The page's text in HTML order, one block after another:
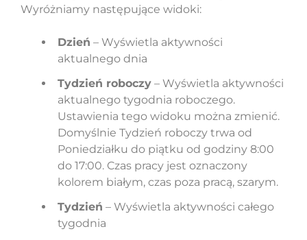
Wyróżniamy następujące widoki:
Dzień – Wyświetla aktywności
aktualnego dnia
Tydzień roboczy – Wyświetla aktywności
aktualnego tygodnia roboczego.
Ustawienia tego widoku można zmienić.
Domyślnie Tydzień roboczy trwa od
Poniedziałku do piątku od godziny 8:00
do 17:00. Czas pracy jest oznaczony
kolorem białym, czas poza pracą, szarym.
Tydzień – Wyświetla aktywności całego
tygodnia